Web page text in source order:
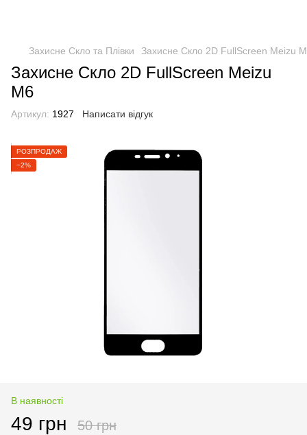
Захисне Скло та Плівки Захисне Скло 2D FullScreen Meizu
Захисне Скло 2D FullScreen Meizu
M6
Артикул: 1927 Написати відгук
РОЗПРОДАЖ
−2%
В наявності
49 грн 50 грн